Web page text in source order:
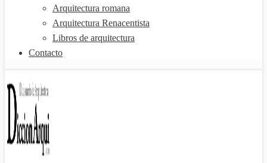
Arquitectura romana
Arquitectura Renacentista
Libros de arquitectura
Contacto